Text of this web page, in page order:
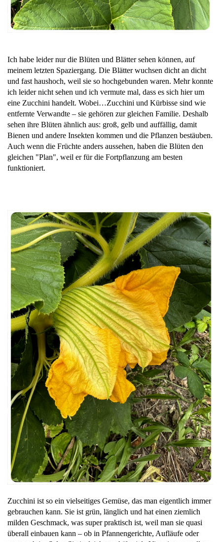
Ich habe leider nur die Blüten und Blätter sehen können, auf
meinem letzten Spaziergang. Die Blätter wuchsen dicht an dicht
und fast haushoch, weil sie so hochgebunden waren. Mehr konnte
ich leider nicht sehen und ich vermute mal, dass es sich hier um
eine Zucchini handelt. Wobei…Zucchini und Kürbisse sind wie
entfernte Verwandte – sie gehören zur gleichen Familie. Deshalb
sehen ihre Blüten ähnlich aus: groß, gelb und auffällig, damit
Bienen und andere Insekten kommen und die Pflanzen bestäuben.
Auch wenn die Früchte anders aussehen, haben die Blüten den
gleichen "Plan", weil er für die Fortpflanzung am besten
funktioniert.
Zucchini ist so ein vielseitiges Gemüse, das man eigentlich immer
gebrauchen kann. Sie ist grün, länglich und hat einen ziemlich
milden Geschmack, was super praktisch ist, weil man sie quasi
überall einbauen kann – ob in Pfannengerichte, Aufläufe oder